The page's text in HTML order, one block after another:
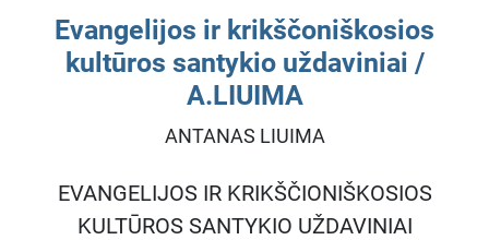
Evangelijos ir krikščoniškosios
kultūros santykio uždaviniai /
A.LIUIMA
ANTANAS LIUIMA
EVANGELIJOS IR KRIKŠČIONIŠKOSIOS
KULTŪROS SANTYKIO UŽDAVINIAI